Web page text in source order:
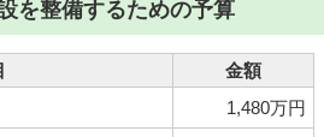
を整備するための予算
金額
1,480万円